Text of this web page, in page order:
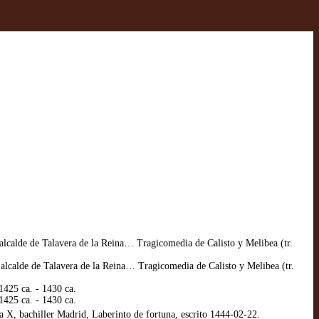
de Talavera de la Reina… Tragicomedia de Calisto y Melibea (tr.
de Talavera de la Reina… Tragicomedia de Calisto y Melibea (tr.
ca. - 1430 ca.
ca. - 1430 ca.
X, bachiller Madrid, Laberinto de fortuna, escrito 1444-02-22.